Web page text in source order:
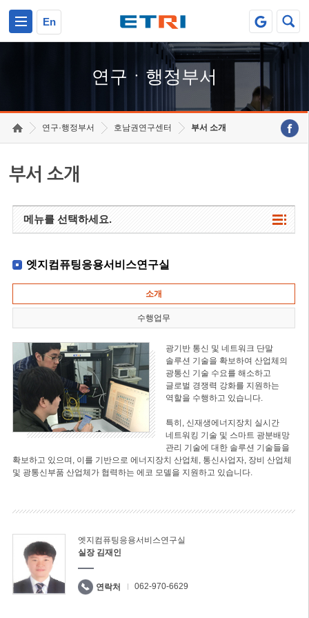
En
연구ㆍ행정부서
연구·행정부서 호남권연구센터 부서 소개
부서 소개
메뉴를 선택하세요.
엣지컴퓨팅응용서비스연구실
소개
수행업무
광기반 통신 및 네트워크 단말
솔루션 기술을 확보하여 산업체의
광통신 기술 수요를 해소하고
글로벌 경쟁력 강화를 지원하는
역할을 수행하고 있습니다.
특히, 신재생에너지장치 실시간
네트워킹 기술 및 스마트 광분배망
관리 기술에 대한 솔루션 기술들을
확보하고 있으며, 이를 기반으로 에너지장치 산업체, 통신사업자, 장비 산업체
및 광통신부품 산업체가 협력하는 에코 모델을 지원하고 있습니다.
엣지컴퓨팅응용서비스연구실
실장 김재인
연락처 062-970-6629